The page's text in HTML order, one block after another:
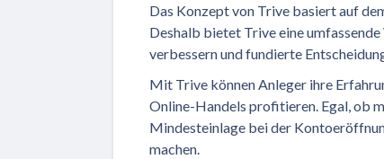
Das Konzept von Trive basiert auf
Deshalb bietet Trive eine
verbessern und fundierte
Mit Trive können Anleger ihre
Online-Handels profitieren. Egal, ob
Mindesteinlage bei der
machen.